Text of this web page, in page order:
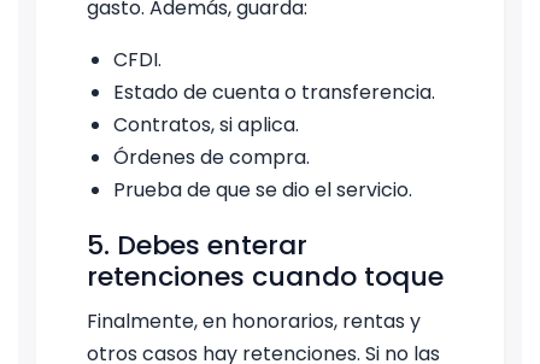
gasto. Además, guarda:
CFDI.
Estado de cuenta o transferencia.
Contratos, si aplica.
Órdenes de compra.
Prueba de que se dio el servicio.
5. Debes enterar
retenciones cuando toque
Finalmente, en honorarios, rentas y
otros casos hay retenciones. Si no las